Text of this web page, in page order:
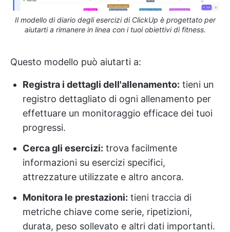
Il modello di diario degli esercizi di ClickUp è progettato per
aiutarti a rimanere in linea con i tuoi obiettivi di fitness.
Questo modello può aiutarti a:
Registra i dettagli dell'allenamento: tieni un
registro dettagliato di ogni allenamento per
effettuare un monitoraggio efficace dei tuoi
progressi.
Cerca gli esercizi: trova facilmente
informazioni su esercizi specifici,
attrezzature utilizzate e altro ancora.
Monitora le prestazioni: tieni traccia di
metriche chiave come serie, ripetizioni,
durata, peso sollevato e altri dati importanti.